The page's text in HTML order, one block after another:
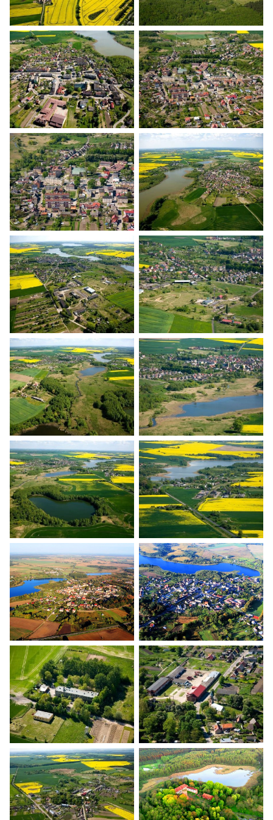
Banie z lotu ptaka Banie z lotu ptaka
Banie z lotu ptaka Banie z lotu ptaka
Banie z lotu ptaka Banie z lotu ptaka
Banie z lotu ptaka Banie z lotu ptaka
Banie z lotu ptaka Banie z lotu ptaka
Banie z lotu ptaka Banie z lotu ptaka
Banie z lotu ptaka Banie z lotu ptaka
Banie z lotu ptaka Banie z lotu ptaka